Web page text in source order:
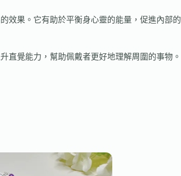
效果。它有助於平衡身心靈的能量，促進內部的
直覺能力，幫助佩戴者更好地理解周圍的事物。
SALE